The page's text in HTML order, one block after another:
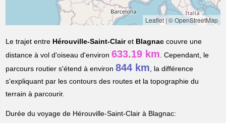
Leaflet|© OpenStreetMap
Le trajet entre Hérouville-Saint-Clairet Blagnac couvre une
distance à vol d'oiseau d'environ633.19 km. Cependant, le
parcours routier s'étend à environ844 km, la différence
s'expliquant par les contours des routes et la topographie du
terrain à parcourir.
Durée du voyage de Hérouville-Saint-Clair à Blagnac: